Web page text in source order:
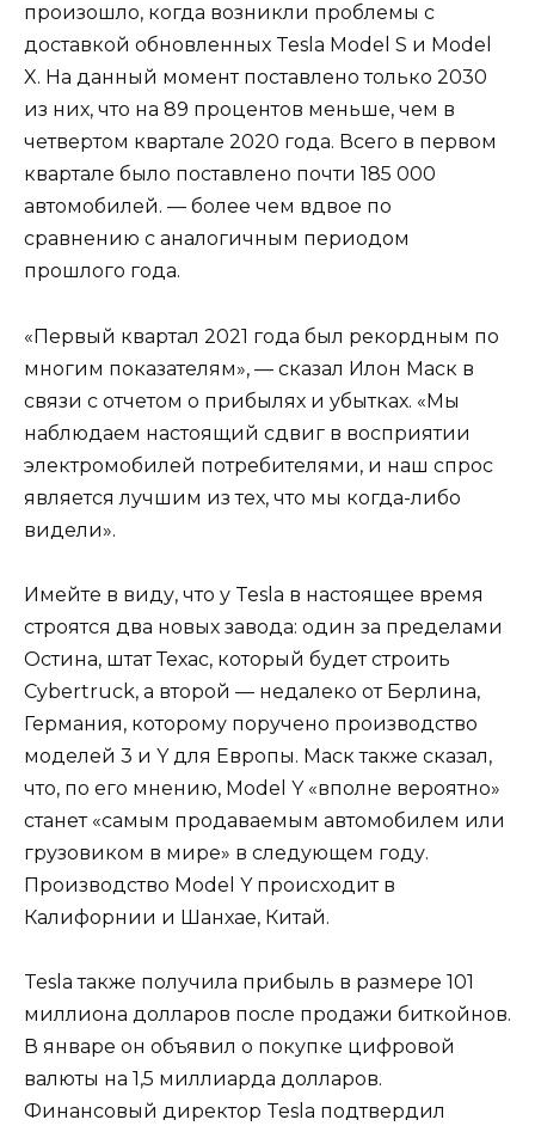
произошло, когда возникли проблемы с
доставкой обновленных Tesla Model S и Model
X. На данный момент поставлено только 2030
из них, что на 89 процентов меньше, чем в
четвертом квартале 2020 года. Всего в первом
квартале было поставлено почти 185 000
автомобилей. — более чем вдвое по
сравнению с аналогичным периодом
прошлого года.
«Первый квартал 2021 года был рекордным по
многим показателям», — сказал Илон Маск в
связи с отчетом о прибылях и убытках. «Мы
наблюдаем настоящий сдвиг в восприятии
электромобилей потребителями, и наш спрос
является лучшим из тех, что мы когда-либо
видели».
Имейте в виду, что у Tesla в настоящее время
строятся два новых завода: один за пределами
Остина, штат Техас, который будет строить
Cybertruck, а второй — недалеко от Берлина,
Германия, которому поручено производство
моделей 3 и Y для Европы. Маск также сказал,
что, по его мнению, Model Y «вполне вероятно»
станет «самым продаваемым автомобилем или
грузовиком в мире» в следующем году.
Производство Model Y происходит в
Калифорнии и Шанхае, Китай.
Tesla также получила прибыль в размере 101
миллиона долларов после продажи биткойнов.
В январе он объявил о покупке цифровой
валюты на 1,5 миллиарда долларов.
Финансовый директор Tesla подтвердил